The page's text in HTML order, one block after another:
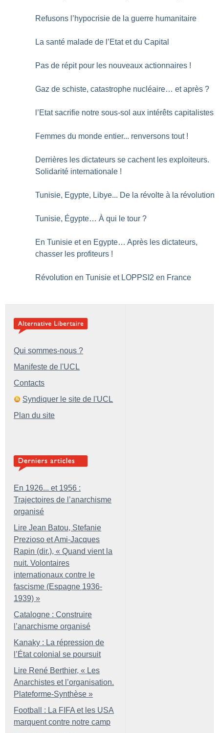
Refusons l’hypocrisie de la guerre humanitaire
La santé malade de l’Etat et du Capital
Pas de répit pour les nouveaux actionnaires !
Gaz de schiste, catastrophe nucléaire… et après ?
l’Etat sacrifie notre sous-sol aux intérêts capitalistes
Femmes du monde entier... renversons tout !
Derrières les dictateurs se cachent les exploiteurs.
Solidarité internationale !
Tunisie, Egypte, Libye... De la révolte à la révolution
Tunisie, Égypte… À qui le tour ?
En Tunisie et en Egypte… Après les dictateurs,
chasser les profiteurs !
Révolution en Tunisie et LOPPSI2 en France
Qui sommes-nous ?
Manifeste de l'UCL
Contacts
Syndiquer le site de l'UCL
Plan du site
En 1926... et 1956 :
Trajectoires de l’anarchisme
organisé
Lire Jean Batou, Stefanie
Prezioso et Ami-Jacques
Rapin (dir.), « Quand vient la
nuit. Volontaires
internationaux contre le
fascisme (Espagne 1936-
1939) »
Catalogne : Construire
l’anarchisme organisé
Kanaky : La répression de
l’État colonial se poursuit
Lire René Berthier, « Les
Anarchistes et l’organisation.
Plateforme-Synthèse »
Football : La FIFA et les USA
marquent contre notre camp